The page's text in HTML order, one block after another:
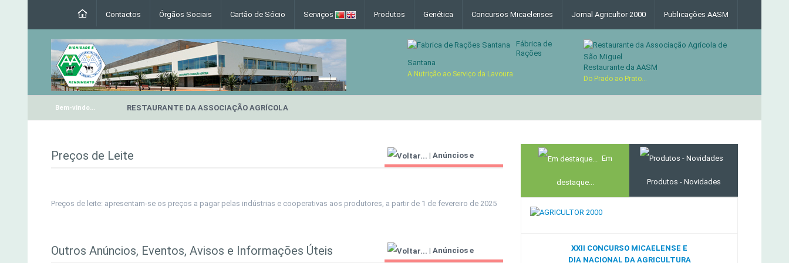
Contactos Órgãos Sociais Cartão de Sócio Serviços Produtos Genética Concursos Micaelenses Jornal Agricultor 2000 Publicações AASM
Fábrica de
Rações
Santana
A Nutrição ao Serviço da Lavoura
Restaurante da AASM
Do Prado ao Prato...
Bem-vindo... RESTAURANTE DA ASSOCIAÇÃO AGRÍCOLA
Preços de Leite | Anúncios e
Preços de leite: apresentam-se os preços a pagar pelas indústrias e cooperativas aos produtores, a partir de 1 de fevereiro de 2025
Outros Anúncios, Eventos, Avisos e Informações Úteis | Anúncios e
Em
destaque... Produtos - Novidades
XXII CONCURSO MICAELENSE E
DIA NACIONAL DA AGRICULTURA